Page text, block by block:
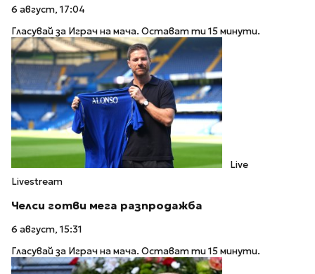
6 август, 17:04
Гласувай за Играч на мача. Остават ти 15 минути.
Live
Livestream
Челси готви мега разпродажба
6 август, 15:31
Гласувай за Играч на мача. Остават ти 15 минути.